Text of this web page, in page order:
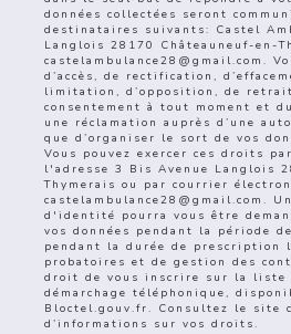
données collectées seront
destinataires suivants: Castel
Langlois 28170 Châteauneuf-en-
castelambulance28@gmail.com.
d’accès, de rectification,
limitation, d’opposition, de
consentement à tout moment et
une réclamation auprès d’une
que d’organiser le sort de vos
Vous pouvez exercer ces droits
l'adresse 3 Bis Avenue Langlois
Thymerais ou par courrier
castelambulance28@gmail.com.
d'identité pourra vous être
vos données pendant la période
pendant la durée de prescription
probatoires et de gestion des
droit de vous inscrire sur la liste
démarchage téléphonique,
Bloctel.gouv.fr. Consultez le site
d’informations sur vos droits.